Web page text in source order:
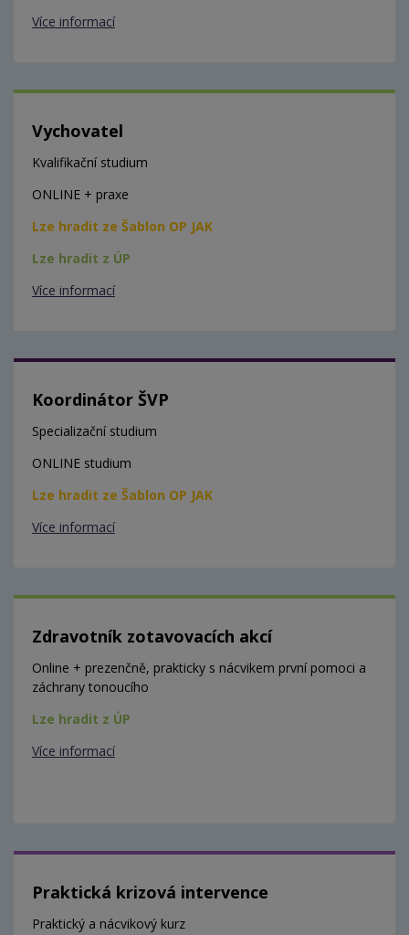
Více informací
Vychovatel
Kvalifikační studium
ONLINE + praxe
Lze hradit ze Šablon OP JAK
Lze hradit z ÚP
Více informací
Koordinátor ŠVP
Specializační studium
ONLINE studium
Lze hradit ze Šablon OP JAK
Více informací
Zdravotník zotavovacích akcí
Online + prezenčně, prakticky s nácvikem první pomoci a
záchrany tonoucího
Lze hradit z ÚP
Více informací
Praktická krizová intervence
Praktický a nácvikový kurz